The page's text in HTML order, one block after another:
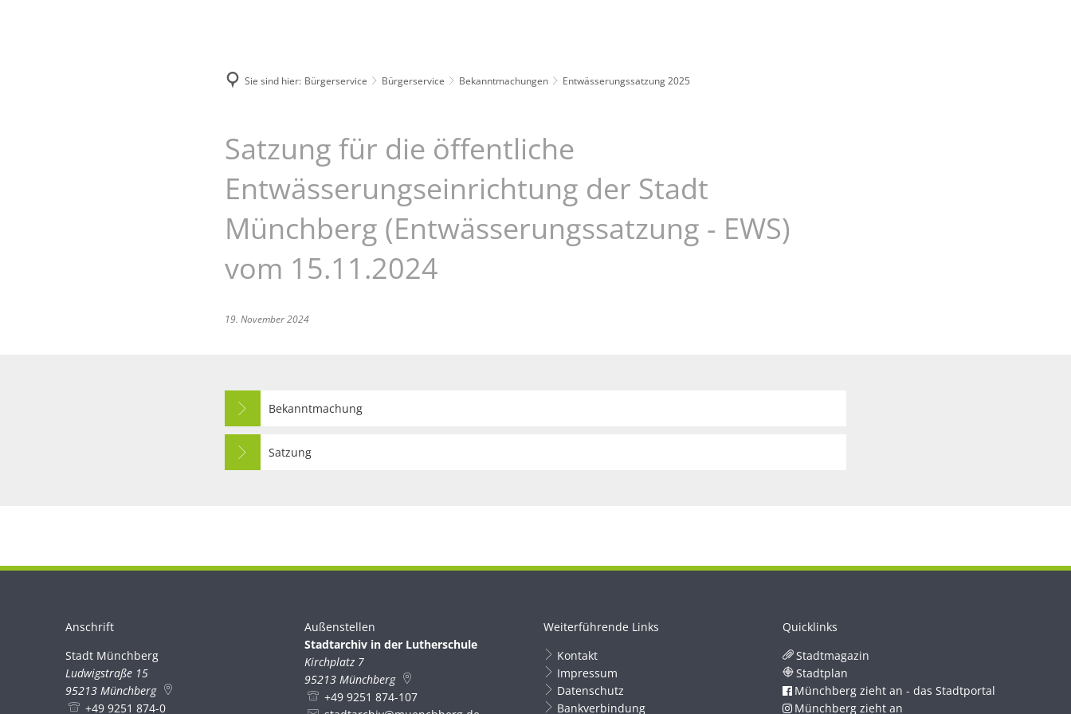
Sie sind hier: Bürgerservice Bürgerservice Bekanntmachungen Entwässerungssatzung 2025
Satzung für die öffentliche
Entwässerungseinrichtung der Stadt
Münchberg (Entwässerungssatzung - EWS)
vom 15.11.2024
19. November 2024
Bekanntmachung
Satzung
Anschrift
Stadt Münchberg
Ludwigstraße 15
95213 Münchberg
+49 9251 874-0
Außenstellen
Stadtarchiv in der Lutherschule
Kirchplatz 7
95213 Münchberg
+49 9251 874-107
Weiterführende Links
Kontakt
Impressum
Datenschutz
Bankverbindung
Quicklinks
Stadtmagazin
Stadtplan
Münchberg zieht an - das Stadtportal
Münchberg zieht an